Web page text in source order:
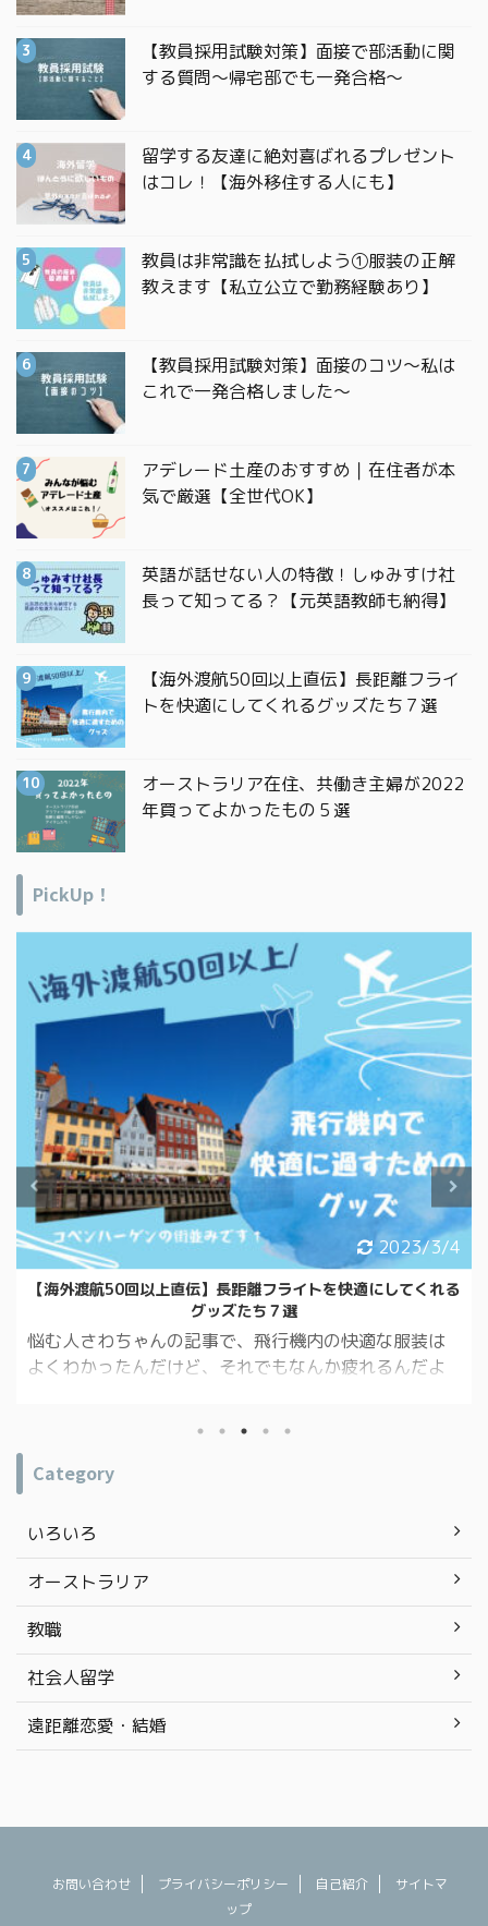
【教員採用試験対策】面接で部活動に関
する質問〜帰宅部でも一発合格〜
留学する友達に絶対喜ばれるプレゼント
はコレ！【海外移住する人にも】
教員は非常識を払拭しよう①服装の正解
教えます【私立公立で勤務経験あり】
【教員採用試験対策】面接のコツ〜私は
これで一発合格しました〜
アデレード土産のおすすめ｜在住者が本
気で厳選【全世代OK】
英語が話せない人の特徴！しゅみすけ社
長って知ってる？【元英語教師も納得】
【海外渡航50回以上直伝】長距離フライ
トを快適にしてくれるグッズたち７選
オーストラリア在住、共働き主婦が2022
年買ってよかったもの５選
PickUp！
2023/3/4
【海外渡航50回以上直伝】長距離フライトを快適にしてくれる
グッズたち７選
悩む人さわちゃんの記事で、飛行機内の快適な服装は
よくわかったんだけど、それでもなんか疲れるんだよ
距離フライトを快適で機能的な服装とは！？ 海外渡航
イテムをご紹介していきます。 もくじ ネックピロー 使
ったのですが、100均や300均で ...
Category
いろいろ
オーストラリア
教職
社会人留学
遠距離恋愛・結婚
お問い合わせ プライバシーポリシー 自己紹介
サイトマ
ップ